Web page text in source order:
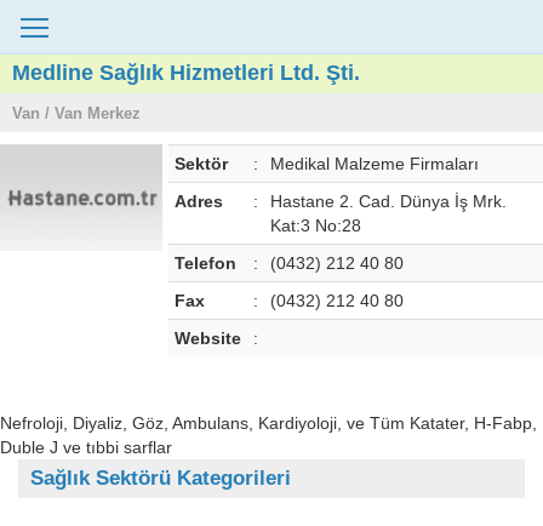
Medline Sağlık Hizmetleri Ltd. Şti.
Van / Van Merkez
Sektör :
Medikal Malzeme Firmaları
Adres
:
Hastane 2. Cad. Dünya İş Mrk.
Kat:3 No:28
Telefon
:
(0432) 212 40 80
Fax
:
(0432) 212 40 80
Website
:
Nefroloji, Diyaliz, Göz, Ambulans, Kardiyoloji, ve Tüm Katater, H-Fabp,
Duble J ve tıbbi sarflar
Sağlık Sektörü Kategorileri